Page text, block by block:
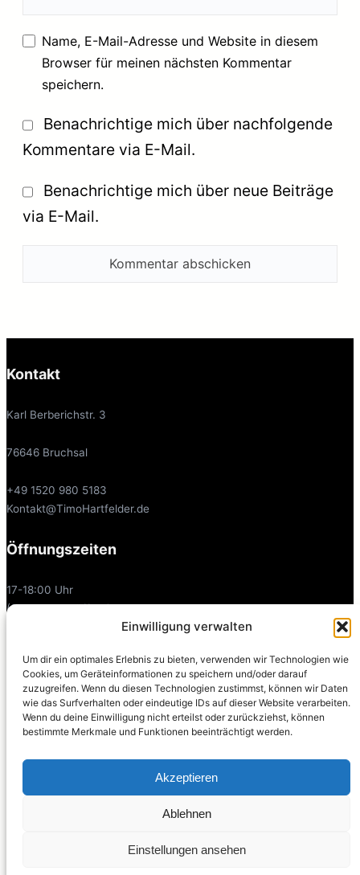
Einwilligung verwalten
Um dir ein optimales Erlebnis zu bieten, verwenden wir Technologien wie
Cookies, um Geräteinformationen zu speichern und/oder darauf
zuzugreifen. Wenn du diesen Technologien zustimmst, können wir Daten
wie das Surfverhalten oder eindeutige IDs auf dieser Website verarbeiten.
Wenn du deine Einwilligung nicht erteilst oder zurückziehst, können
bestimmte Merkmale und Funktionen beeinträchtigt werden.
Akzeptieren
Ablehnen
Einstellungen ansehen
Name, E-Mail-Adresse und Website in diesem
Browser für meinen nächsten Kommentar
speichern.
Benachrichtige mich über nachfolgende
Kommentare via E-Mail.
Benachrichtige mich über neue Beiträge
via E-Mail.
Kontakt
Karl Berberichstr. 3
76646 Bruchsal
+49 1520 980 5183
Kontakt@TimoHartfelder.de
Öffnungszeiten
17-18:00 Uhr
(Sonntags geöffnet)
Facebook
Instagram
Joyclub
Datenschutz